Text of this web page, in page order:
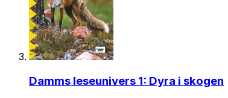
Damms leseunivers 1: Dyra i skogen